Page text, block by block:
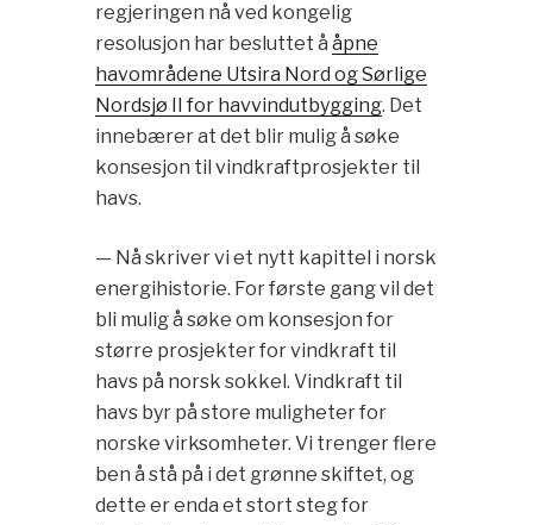
regjeringen nå ved kongelig
resolusjon har besluttet å åpne
havområdene Utsira Nord og Sørlige
Nordsjø II for havvindutbygging. Det
innebærer at det blir mulig å søke
konsesjon til vindkraftprosjekter til
havs.
— Nå skriver vi et nytt kapittel i norsk
energihistorie. For første gang vil det
bli mulig å søke om konsesjon for
større prosjekter for vindkraft til
havs på norsk sokkel. Vindkraft til
havs byr på store muligheter for
norske virksomheter. Vi trenger flere
ben å stå på i det grønne skiftet, og
dette er enda et stort steg for